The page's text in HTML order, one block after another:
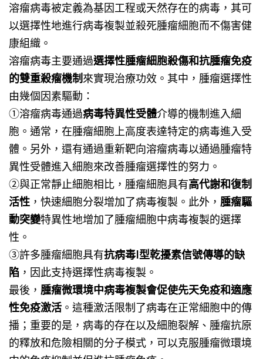
溶瘤病毒被定義為基因工程或天然存在的病毒，其可
以選擇性地進行病毒複製並殺死腫瘤細胞而不傷害健
康組織。
溶瘤病毒主要通過選擇性腫瘤細胞殺傷和抗腫瘤免疫
的雙重殺瘤機制來實現治療功效。其中，腫瘤選擇性
由幾個因素驅動：
①溶瘤病毒通過病毒特異性受體介導的機制進入細
胞。通常，在腫瘤細胞上高度表達特定的病毒進入受
體。另外，還有通過重新靶向溶瘤病毒以通過腫瘤特
異性受體進入細胞來改善腫瘤選擇性的努力。
②與正常靜止細胞相比，腫瘤細胞具有高代謝和復制
活性 ，快速細胞分裂增加了病毒複製。此外， 腫瘤驅
動突變特異性地增加了腫瘤細胞中病毒複製的選擇
性。
③許多腫瘤細胞具有抗病毒I型乾擾素信號傳導的缺
陷 ，因此支持選擇性病毒複製。
最後， 腫瘤微環境中病毒複製會促使先天免疫和適應
性免疫激活 。這種激活限制了病毒在正常細胞中的傳
播；重要的是，病毒的存在以及細胞裂解、腫瘤抗原
的釋放和危險相關的分子模式，可以克服腫瘤微環境